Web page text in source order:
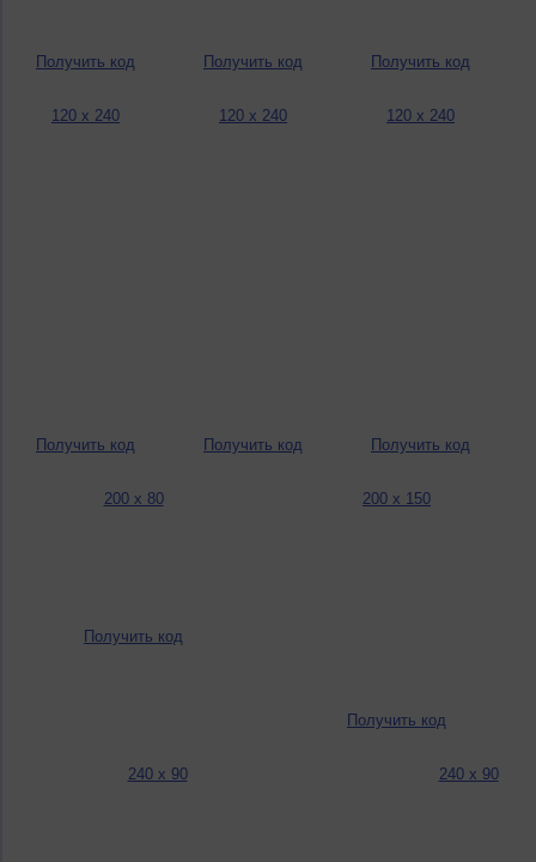
Получить код Получить код Получить код
120 x 240
Получить код
120 x 240
Получить код
120 x 240
Получить код
200 x 80
Получить код
200 x 150
Получить код
240 x 90 240 x 90